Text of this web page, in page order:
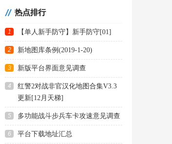
新版本周报 -- 20241202
热点排行
1 【单人新手防守】新手防守[01]
2 新地图库条例(2019-1-20)
3 新版平台界面意见调查
4
红警2对战非官汉化地图合集V3.3
更新[12月天梯]
5 多功能战斗步兵车卡攻速意见调查
6 平台下载地址汇总